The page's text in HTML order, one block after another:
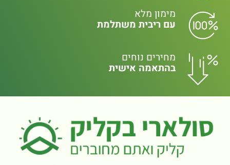
מימון מלא
עם ריבית משתלמת
מחירים נוחים
בהתאמה אישית